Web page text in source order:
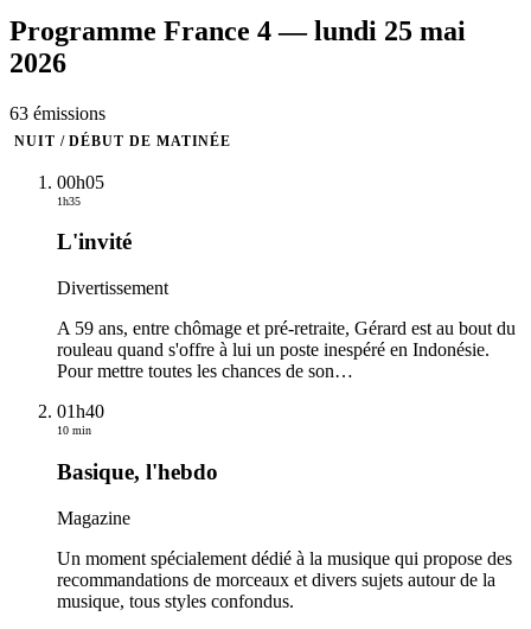
Programme France 4—lundi 25 mai
2026
63 émissions
NUIT / DÉBUT DE MATINÉE
00h05
1h35
L'invité
Divertissement
A 59 ans, entre chômage et pré-retraite, Gérard est au bout du
rouleau quand s'offre à lui un poste inespéré en Indonésie.
Pour mettre toutes les chances de son…
01h40
10 min
Basique, l'hebdo
Magazine
Un moment spécialement dédié à la musique qui propose des
recommandations de morceaux et divers sujets autour de la
musique, tous styles confondus.